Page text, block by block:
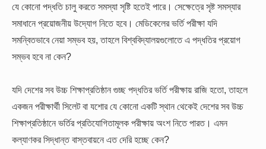
যে কোনো পদ্ধতি চালু করতে সমস্যা সৃষ্টি হতেই পারে। সেক্ষেত্রে সৃষ্ট সমস্যার
সমাধানে প্রয়োজনীয় উদ্যোগ নিতে হবে। মেডিকেলের ভর্তি পরীক্ষা যদি
সমন্বিতভাবে নেয়া সম্ভব হয়, তাহলে বিশ্ববিদ্যালয়গুলোতে এ পদ্ধতির প্রয়োগ
সম্ভব হবে না কেন?
যদি দেশের সব উচ্চ শিক্ষাপ্রতিষ্ঠান গুচ্ছ পদ্ধতির ভর্তি পরীক্ষায় রাজি হতো, তাহলে
একজন পরীক্ষার্থী সিলেট বা যশোর যে কোনো একটি স্থান থেকেই দেশের সব উচ্চ
শিক্ষাপ্রতিষ্ঠানে ভর্তির প্রতিযোগিতামূলক পরীক্ষায় অংশ নিতে পারত। এমন
কল্যাণকর সিদ্ধান্ত বাস্তবায়নে এত দেরি হচ্ছে কেন?